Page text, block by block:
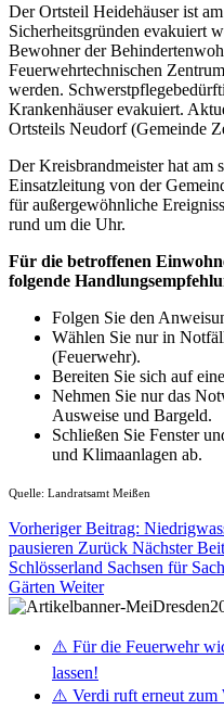
Der Ortsteil Heidehäuser ist
Sicherheitsgründen evakuiert
Bewohner der
Feuerwehrtechnischen
werden.
Krankenhäuser evakuiert.
Ortsteils Neudorf (Gemeinde
Der Kreisbrandmeister hat am
Einsatzleitung von der
für außergewöhnliche
rund um die Uhr.
Für die betroffenen
folgende
Folgen Sie den
Wählen Sie nur in
(Feuerwehr).
Bereiten Sie sich auf
Nehmen Sie nur das
Ausweise und Bargeld.
Schließen Sie Fenster
und Klimaanlagen ab.
Quelle: Landratsamt Meißen
Vorheriger Beitrag:
pausieren Zurück Nächster
Schlösserland Sachsen für
Gärten Weiter
⚠️ Für die Feuerwehr
lassen!
⚠️ Verdi ruft erneut zum